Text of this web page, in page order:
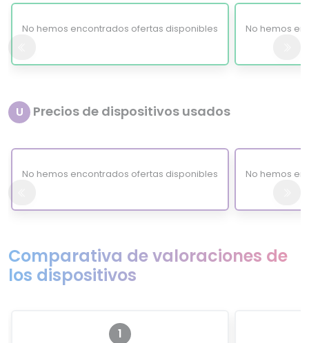
No hemos encontrados ofertas disponibles No hemos
U Precios de dispositivos usados
No hemos encontrados ofertas disponibles No hemos
Comparativa de valoraciones de
los dispositivos
1